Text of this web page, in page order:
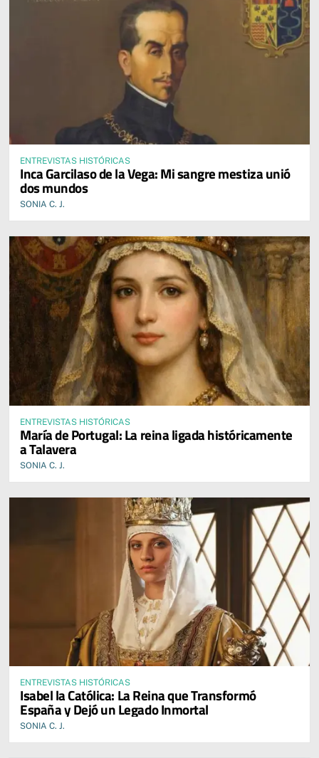
ENTREVISTAS HISTÓRICAS
Inca Garcilaso de la Vega: Mi sangre mestiza unió
dos mundos
SONIA C. J.
ENTREVISTAS HISTÓRICAS
María de Portugal: La reina ligada históricamente
a Talavera
SONIA C. J.
ENTREVISTAS HISTÓRICAS
Isabel la Católica: La Reina que Transformó
España y Dejó un Legado Inmortal
SONIA C. J.